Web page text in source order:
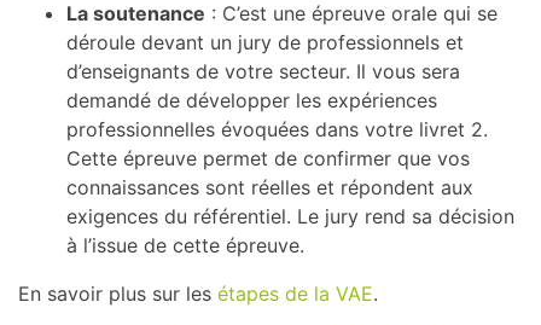
La soutenance : C’est une épreuve orale qui se
déroule devant un jury de professionnels et
d’enseignants de votre secteur. Il vous sera
demandé de développer les expériences
professionnelles évoquées dans votre livret 2.
Cette épreuve permet de confirmer que vos
connaissances sont réelles et répondent aux
exigences du référentiel. Le jury rend sa décision
à l’issue de cette épreuve.
En savoir plus sur les étapes de la VAE.